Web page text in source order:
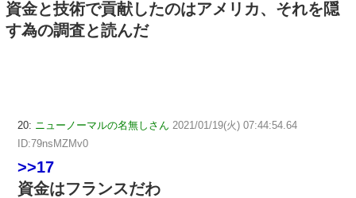
資金と技術で貢献したのはアメリカ、それを隠
す為の調査と読んだ
20: ニューノーマルの名無しさん 2021/01/19(火) 07:44:54.64
ID:79nsMZMv0
>>17
資金はフランスだわ